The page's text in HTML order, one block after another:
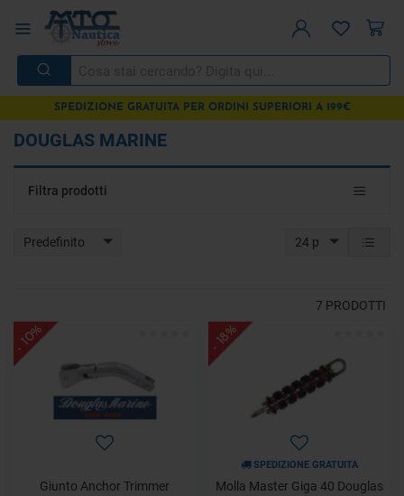
SPEDIZIONE GRATUITA PER ORDINI SUPERIORI A 199€
DOUGLAS MARINE
Toggle
Filtra prodotti
Predefinito 24 p
7 PRODOTTI
- 10%
Giunto Anchor Trimmer
- 18%
SPEDIZIONE GRATUITA
Molla Master Giga 40 Douglas